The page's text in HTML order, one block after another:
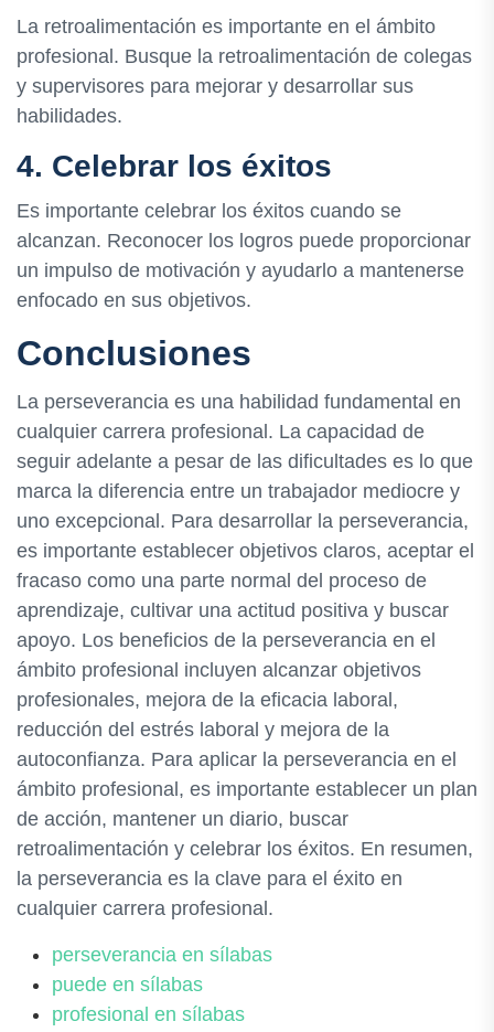
La retroalimentación es importante en el ámbito
profesional. Busque la retroalimentación de colegas
y supervisores para mejorar y desarrollar sus
habilidades.
4. Celebrar los éxitos
Es importante celebrar los éxitos cuando se
alcanzan. Reconocer los logros puede proporcionar
un impulso de motivación y ayudarlo a mantenerse
enfocado en sus objetivos.
Conclusiones
La perseverancia es una habilidad fundamental en
cualquier carrera profesional. La capacidad de
seguir adelante a pesar de las dificultades es lo que
marca la diferencia entre un trabajador mediocre y
uno excepcional. Para desarrollar la perseverancia,
es importante establecer objetivos claros, aceptar el
fracaso como una parte normal del proceso de
aprendizaje, cultivar una actitud positiva y buscar
apoyo. Los beneficios de la perseverancia en el
ámbito profesional incluyen alcanzar objetivos
profesionales, mejora de la eficacia laboral,
reducción del estrés laboral y mejora de la
autoconfianza. Para aplicar la perseverancia en el
ámbito profesional, es importante establecer un plan
de acción, mantener un diario, buscar
retroalimentación y celebrar los éxitos. En resumen,
la perseverancia es la clave para el éxito en
cualquier carrera profesional.
perseverancia en sílabas
puede en sílabas
profesional en sílabas